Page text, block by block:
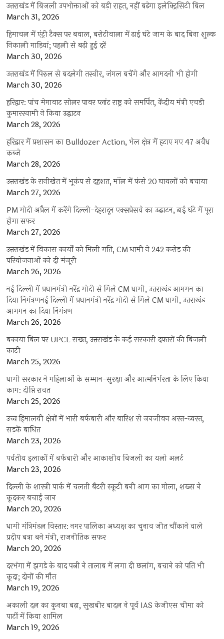
उत्तराखंड में बिजली उपभोक्ताओं को बड़ी राहत, नहीं बढ़ेगा इलेक्ट्रिसिटी बिल
March 31, 2026
हिमाचल में एंट्री टैक्स पर बवाल, बरोटीवाला में ढाई घंटे जाम के बाद बिना शुल्क
निकाली गाड़ियां; पहली से बढ़ी हुई दरें
March 30, 2026
उत्तराखंड में पिरुल से बदलेगी तस्वीर, जंगल बचेंगे और आमदनी भी होगी
March 30, 2026
हरिद्वार: पांच मेगावाट सोलर पावर प्लांट राष्ट्र को समर्पित, केंद्रीय मंत्री एचडी
कुमारस्वामी ने किया उद्घाटन
March 28, 2026
हरिद्वार में प्रशासन का Bulldozer Action, भेल क्षेत्र में हटाए गए 47 अवैध
कब्जे
March 28, 2026
उत्तराखंड के रानीखेत में भूकंप से दहशत, मॉल में फंसे 20 घायलों को बचाया
March 27, 2026
PM मोदी अप्रैल में करेंगे दिल्ली-देहरादून एक्सप्रेसवे का उद्घाटन, ढाई घंटे में पूरा
होगा सफर
March 27, 2026
उत्तराखंड में विकास कार्यों को मिली गति, CM धामी ने 242 करोड़ की
परियोजनाओं को दी मंजूरी
March 26, 2026
नई दिल्ली में प्रधानमंत्री नरेंद्र मोदी से मिले CM धामी, उत्तराखंड आगमन का
दिया निमंत्रणनई दिल्ली में प्रधानमंत्री नरेंद्र मोदी से मिले CM धामी, उत्तराखंड
आगमन का दिया निमंत्रण
March 26, 2026
बकाया बिल पर UPCL सख्त, उत्तराखंड के कई सरकारी दफ्तरों की बिजली
काटी
March 25, 2026
धामी सरकार ने महिलाओं के सम्मान-सुरक्षा और आत्मनिर्भरता के लिए किया
काम: दीप्ति रावत
March 25, 2026
उच्च हिमालयी क्षेत्रों में भारी बर्फबारी और बारिश से जनजीवन अस्त-व्यस्त,
सड़कें बाधित
March 23, 2026
पर्वतीय इलाकों में बर्फबारी और आकाशीय बिजली का यलो अलर्ट
March 23, 2026
दिल्ली के शास्त्री पार्क में चलती बैटरी स्कूटी बनी आग का गोला, शख्स ने
कूदकर बचाई जान
March 20, 2026
धामी मंत्रिमंडल विस्तार: नगर पालिका अध्यक्ष का चुनाव जीत चौंकाने वाले
प्रदीप बत्रा बने मंत्री, राजनीतिक सफर
March 20, 2026
दरभंगा में झगड़े के बाद पत्नी ने तालाब में लगा दी छलांग, बचाने को पति भी
कूदा; दोनों की मौत
March 19, 2026
अकाली दल का कुनबा बढ़ा, सुखबीर बादल ने पूर्व IAS केजीएस चीमा को
पार्टी में किया शामिल
March 19, 2026